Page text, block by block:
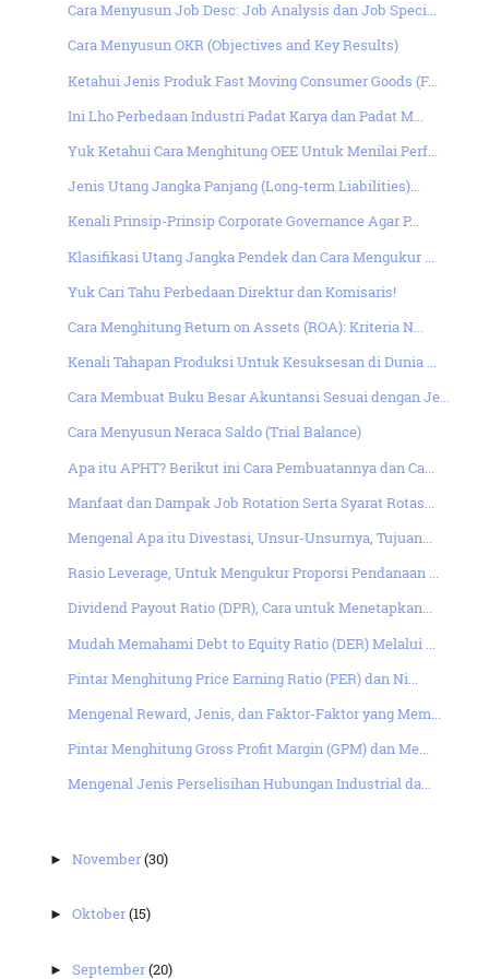
Cara Menyusun Job Desc: Job Analysis dan Job Speci...
Cara Menyusun OKR (Objectives and Key Results)
Ketahui Jenis Produk Fast Moving Consumer Goods (F...
Ini Lho Perbedaan Industri Padat Karya dan Padat M...
Yuk Ketahui Cara Menghitung OEE Untuk Menilai Perf...
Jenis Utang Jangka Panjang (Long-term Liabilities)...
Kenali Prinsip-Prinsip Corporate Governance Agar P...
Klasifikasi Utang Jangka Pendek dan Cara Mengukur ...
Yuk Cari Tahu Perbedaan Direktur dan Komisaris!
Cara Menghitung Return on Assets (ROA): Kriteria N...
Kenali Tahapan Produksi Untuk Kesuksesan di Dunia ...
Cara Membuat Buku Besar Akuntansi Sesuai dengan Je...
Cara Menyusun Neraca Saldo (Trial Balance)
Apa itu APHT? Berikut ini Cara Pembuatannya dan Ca...
Manfaat dan Dampak Job Rotation Serta Syarat Rotas...
Mengenal Apa itu Divestasi, Unsur-Unsurnya, Tujuan...
Rasio Leverage, Untuk Mengukur Proporsi Pendanaan ...
Dividend Payout Ratio (DPR), Cara untuk Menetapkan...
Mudah Memahami Debt to Equity Ratio (DER) Melalui ...
Pintar Menghitung Price Earning Ratio (PER) dan Ni...
Mengenal Reward, Jenis, dan Faktor-Faktor yang Mem...
Pintar Menghitung Gross Profit Margin (GPM) dan Me...
Mengenal Jenis Perselisihan Hubungan Industrial da...
►November(30)
►Oktober(15)
►September(20)